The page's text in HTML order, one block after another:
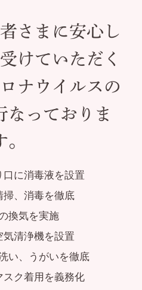
さまに安心し
けていただく
ナウイルスの
なっておりま
。
口に消毒液を設置
掃、消毒を徹底
換気を実施
気清浄機を設置
い、うがいを徹底
スク着用を義務化